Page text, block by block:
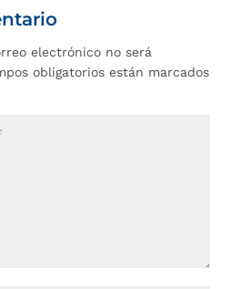
electrónico no será
obligatorios están marcados